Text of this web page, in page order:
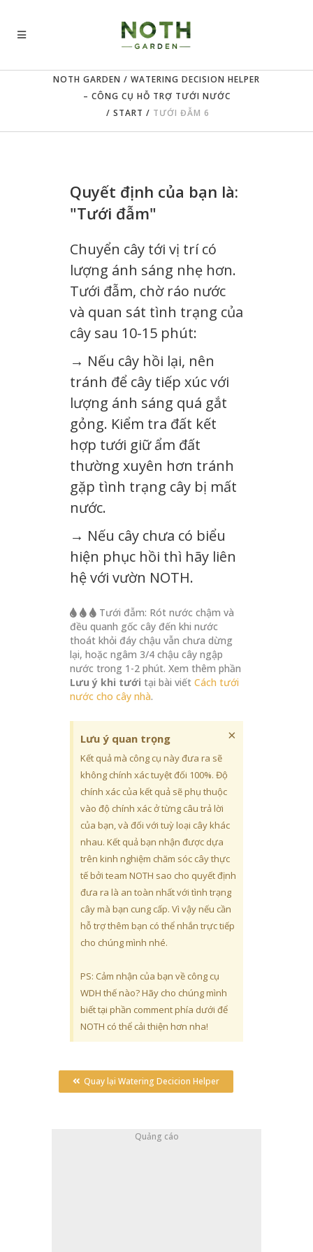
NOTH GARDEN / WATERING DECISION HELPER
– CÔNG CỤ HỖ TRỢ TƯỚI NƯỚC
/ START / TƯỚI ĐẪM 6
Quyết định của bạn là:
"Tưới đẫm"
Chuyển cây tới vị trí có
lượng ánh sáng nhẹ hơn.
Tưới đẫm, chờ ráo nước
và quan sát tình trạng của
cây sau 10-15 phút:
→ Nếu cây hồi lại, nên
tránh để cây tiếp xúc với
lượng ánh sáng quá gắt
gỏng. Kiểm tra đất kết
hợp tưới giữ ẩm đất
thường xuyên hơn tránh
gặp tình trạng cây bị mất
nước.
→ Nếu cây chưa có biểu
hiện phục hồi thì hãy liên
hệ với vườn NOTH.
Tưới đẫm: Rót nước chậm và
đều quanh gốc cây đến khi nước
thoát khỏi đáy chậu vẫn chưa dừng
lại, hoặc ngâm 3/4 chậu cây ngập
nước trong 1-2 phút. Xem thêm phần
Lưu ý khi tưới tại bài viết Cách tưới
nước cho cây nhà.
Lưu ý quan trọng
Kết quả mà công cụ này đưa ra sẽ
không chính xác tuyệt đối 100%. Độ
chính xác của kết quả sẽ phụ thuộc
vào độ chính xác ở từng câu trả lời
của bạn, và đối với tuỳ loại cây khác
nhau. Kết quả bạn nhận được dựa
trên kinh nghiệm chăm sóc cây thực
tế bởi team NOTH sao cho quyết định
đưa ra là an toàn nhất với tình trạng
cây mà bạn cung cấp. Vì vậy nếu cần
hỗ trợ thêm bạn có thể nhắn trực tiếp
cho chúng mình nhé.
PS: Cảm nhận của bạn về công cụ
WDH thế nào? Hãy cho chúng mình
biết tại phần comment phía dưới để
NOTH có thể cải thiện hơn nha!
×
Quay lại Watering Decicion Helper
Quảng cáo